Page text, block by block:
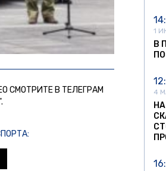
СМОТРИТЕ В ТЕЛЕГРАМ
1
В
4